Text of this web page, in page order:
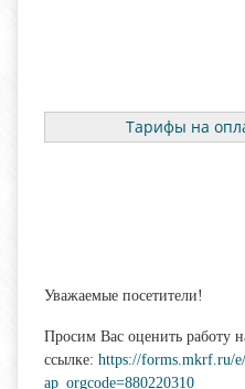
Тарифы на
Уважаемые посетители!
Просим Вас оценить работу
ссылке: https://forms.mkrf.ru/
ap_orgcode=880220310